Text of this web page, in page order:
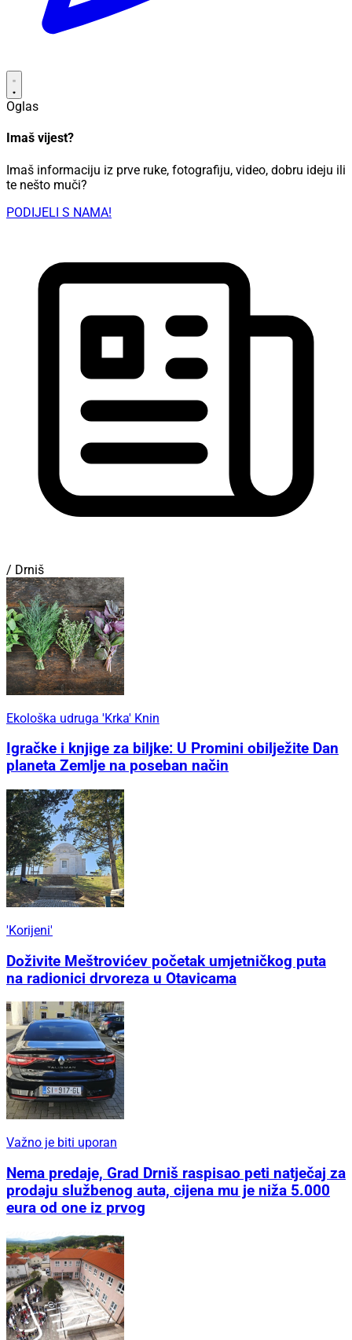
Oglas
Imaš vijest?
Imaš informaciju iz prve ruke, fotografiju, video, dobru ideju ili
te nešto muči?
PODIJELI S NAMA!
/ Drniš
Ekološka udruga 'Krka' Knin
Igračke i knjige za biljke: U Promini obilježite Dan
planeta Zemlje na poseban način
'Korijeni'
Doživite Meštrovićev početak umjetničkog puta
na radionici drvoreza u Otavicama
Važno je biti uporan
Nema predaje, Grad Drniš raspisao peti natječaj za
prodaju službenog auta, cijena mu je niža 5.000
eura od one iz prvog